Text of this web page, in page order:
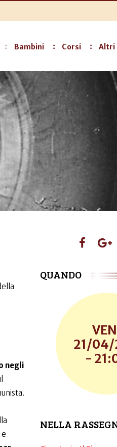
Bambini Corsi Altri
negli
QUANDO
21/04/
-
NELLA